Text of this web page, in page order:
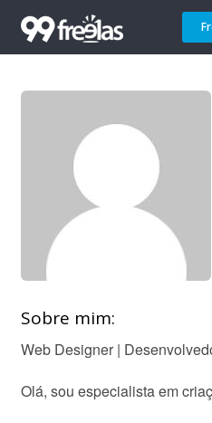
Sobre mim:
Web Designer |
Olá, sou especialista em